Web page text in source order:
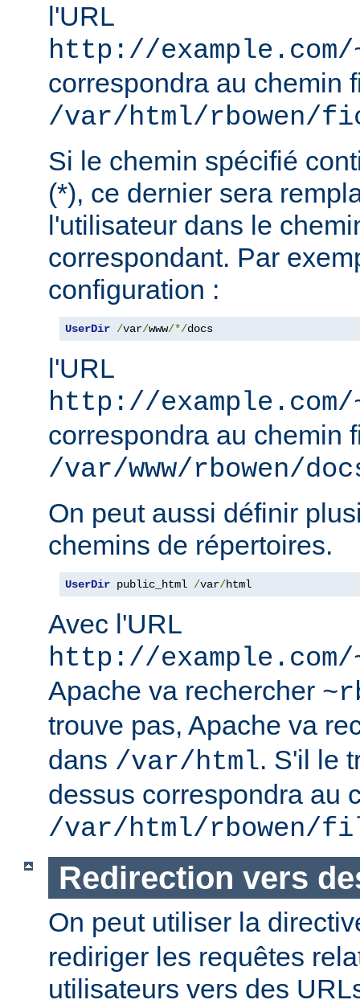
l'URL
http://
correspondra au chemin
/var/html/rbowen/
Si le chemin spécifié
(*), ce dernier sera
l'utilisateur dans le
correspondant. Par
configuration :
UserDir /var/www/*/docs
l'URL
http://
correspondra au chemin
/var/www/rbowen/
On peut aussi définir
chemins de répertoires.
UserDir public_html /var/html
Avec l'URL
http://
Apache va rechercher
trouve pas, Apache va
dans /var/html. S'il le
dessus correspondra au
/var/html/rbowen/
Redirection vers
On peut utiliser la
rediriger les requêtes
utilisateurs vers des